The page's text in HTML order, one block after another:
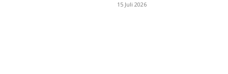
15 Juli 2026